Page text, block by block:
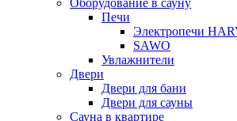
Оборудование в сауну
Печи
Электропечи
SAWO
Увлажнители
Двери
Двери для бани
Двери для сауны
Сауна в квартире